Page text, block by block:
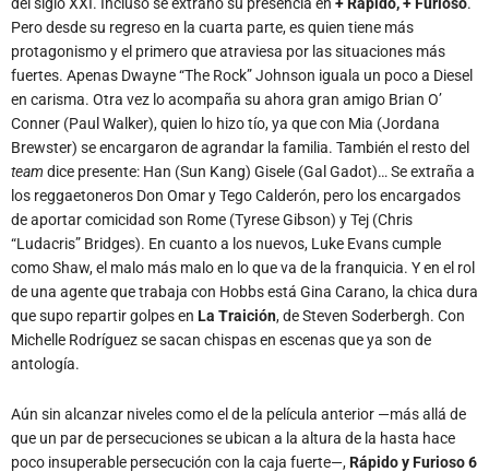
Pero desde su regreso en la cuarta parte, es quien tiene más
protagonismo y el primero que atraviesa por las situaciones más
fuertes. Apenas Dwayne “The Rock” Johnson iguala un poco a Diesel
en carisma. Otra vez lo acompaña su ahora gran amigo Brian O’
Conner (Paul Walker), quien lo hizo tío, ya que con Mia (Jordana
Brewster) se encargaron de agrandar la familia. También el resto del
team dice presente: Han (Sun Kang) Gisele (Gal Gadot)… Se extraña a
los reggaetoneros Don Omar y Tego Calderón, pero los encargados
de aportar comicidad son Rome (Tyrese Gibson) y Tej (Chris
“Ludacris” Bridges). En cuanto a los nuevos, Luke Evans cumple
como Shaw, el malo más malo en lo que va de la franquicia. Y en el rol
de una agente que trabaja con Hobbs está Gina Carano, la chica dura
que supo repartir golpes en La Traición, de Steven Soderbergh. Con
Michelle Rodríguez se sacan chispas en escenas que ya son de
antología.
Aún sin alcanzar niveles como el de la película anterior —más allá de
que un par de persecuciones se ubican a la altura de la hasta hace
poco insuperable persecución con la caja fuerte—,Rápido y Furioso 6